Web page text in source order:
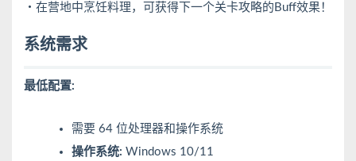
・在营地中烹饪料理，可获得下一个关卡攻略的Buff效果！
系统需求
最低配置:
需要 64 位处理器和操作系统
操作系统: Windows 10/11